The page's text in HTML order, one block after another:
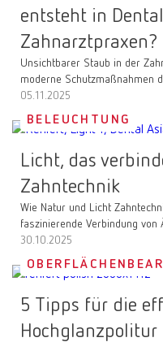
entsteht in
Zahnarztpraxen?
Unsichtbarer Staub in der
moderne Schutzmaßnahmen
05.11.2025
BELEUCHTUNG
Licht, das
Zahntechnik
Wie Natur und Licht
faszinierende Verbindung von
30.10.2025
5 Tipps für die